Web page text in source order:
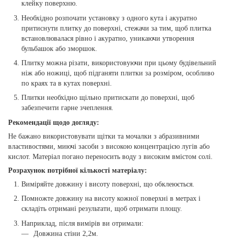
клейку поверхню.
Необхідно розпочати установку з одного кута і акуратно
притиснути плитку до поверхні, стежачи за тим, щоб плитка
встановлювалася рівно і акуратно, уникаючи утворення
бульбашок або зморшок.
Плитку можна різати, використовуючи при цьому будівельний
ніж або ножиці, щоб підганяти плитки за розміром, особливо
по краях та в кутах поверхні.
Плитки необхідно щільно притискати до поверхні, щоб
забезпечити гарне зчеплення.
Рекомендації щодо догляду:
Не бажано використовувати щітки та мочалки з абразивними
властивостями, миючі засоби з високою концентрацією лугів або
кислот. Матеріал погано переносить воду з високим вмістом солі.
Розрахунок потрібної кількості матеріалу:
Виміряйте довжину і висоту поверхні, що обклеюється.
Помножте довжину на висоту кожної поверхні в метрах і
складіть отримані результати, щоб отримати площу.
Наприклад, після вимірів ви отримали:
Довжина стіни 2,2м.